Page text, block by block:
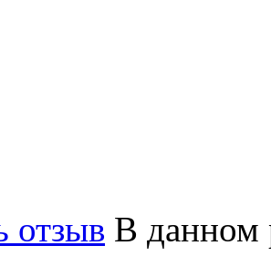
отзыв В данном